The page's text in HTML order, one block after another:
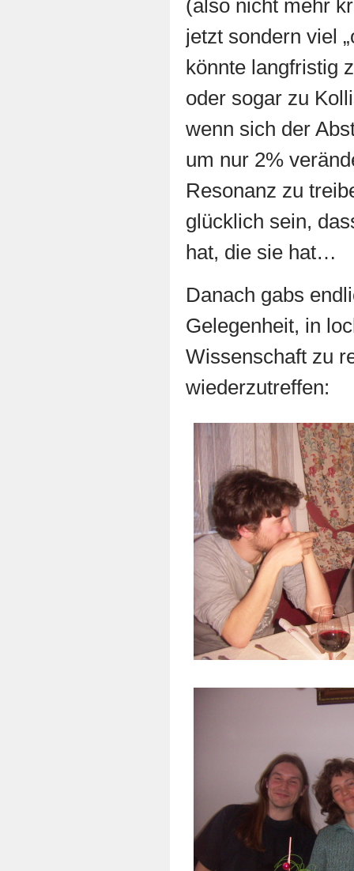
(also nicht mehr
jetzt sondern viel
könnte langfristig
oder sogar zu
wenn sich der
um nur 2%
Resonanz zu
glücklich sein,
hat, die sie hat…
Danach gabs
Gelegenheit, in
Wissenschaft zu
wiederzutreffen: